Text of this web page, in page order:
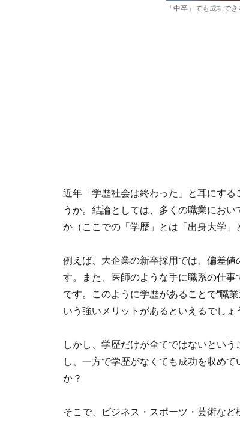
「中卒」でも成功で
近年「学歴社会は終わった」と耳にす
うか。結論としては、多くの職業にお
か（ここでの「学歴」とは「出身大学」
例えば、大企業の新卒採用では、偏差
す。また、医師のような手に職系の仕
です。このように学歴があることで“職
いう強いメリットがあるといえるでしょ
しかし、学歴だけが全てではないとい
し、一方で学歴がなくても成功を収め
か？
そこで、ビジネス・スポーツ・芸術な